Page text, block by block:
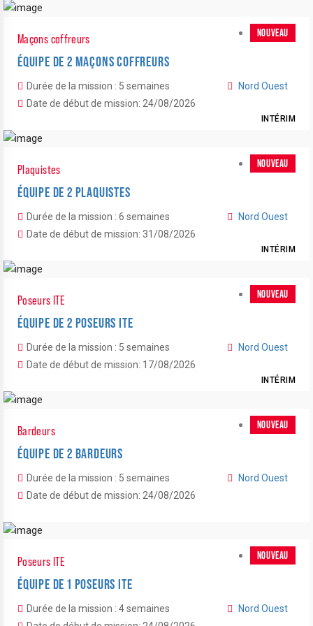
NOUVEAU
Maçons coffreurs
ÉQUIPE DE 2 MAÇONS COFFREURS
Durée de la mission : 5 semaines
Date de début de mission: 24/08/2026
Nord Ouest
INTÉRIM
NOUVEAU
Plaquistes
ÉQUIPE DE 2 PLAQUISTES
Durée de la mission : 6 semaines
Date de début de mission: 31/08/2026
Nord Ouest
INTÉRIM
NOUVEAU
Poseurs ITE
ÉQUIPE DE 2 POSEURS ITE
Durée de la mission : 5 semaines
Date de début de mission: 17/08/2026
Nord Ouest
INTÉRIM
NOUVEAU
Bardeurs
ÉQUIPE DE 2 BARDEURS
Durée de la mission : 5 semaines
Date de début de mission: 24/08/2026
Nord Ouest
NOUVEAU
Poseurs ITE
ÉQUIPE DE 1 POSEURS ITE
Durée de la mission : 4 semaines
Nord Ouest